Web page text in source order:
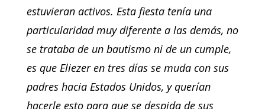
estuvieran activos. Esta fiesta tenía una
particularidad muy diferente a las demás, no
se trataba de un bautismo ni de un cumple,
es que Eliezer en tres días se muda con sus
padres hacia Estados Unidos, y querían
hacerle esto para que se despida de sus